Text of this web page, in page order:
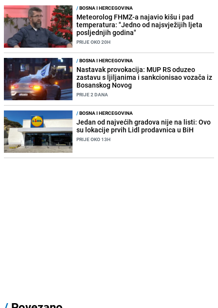
/BOSNA I HERCEGOVINA
Meteorolog FHMZ-a najavio kišu i pad
temperatura: "Jedno od najsvježijih ljeta
posljednjih godina"
PRIJE OKO 20H
/BOSNA I HERCEGOVINA
Nastavak provokacija: MUP RS oduzeo
zastavu s ljiljanima i sankcionisao vozača iz
Bosanskog Novog
PRIJE 2 DANA
/BOSNA I HERCEGOVINA
Jedan od najvećih gradova nije na listi: Ovo
su lokacije prvih Lidl prodavnica u BiH
PRIJE OKO 13H